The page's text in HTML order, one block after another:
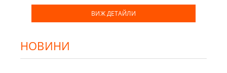
ВИЖ ДЕТАЙЛИ
НОВИНИ